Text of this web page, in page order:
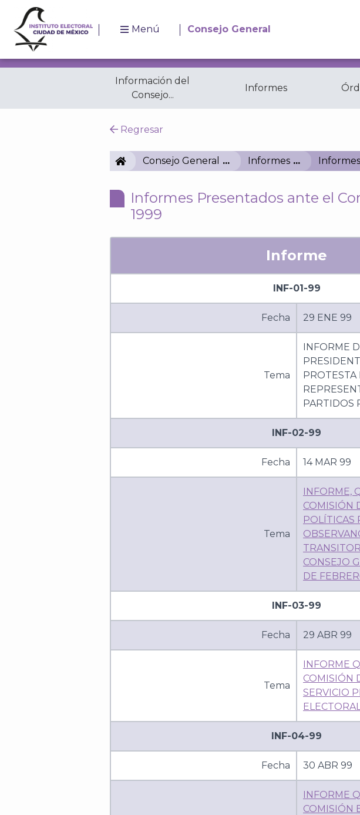
Menú Consejo General
Información del
Consejo...
Informes
Resoluciones
Regresar
IECMConsejo General Informes
Informes Presentados ante el
1999
Informe
INF-01-99
Fecha 29 ENE 99
Tema
INFORME
PROTESTA
PARTIDOS
INF-02-99
Fecha 14 MAR 99
Tema
INFORME,
COMISIÓN
POLÍTICAS
CONSEJO
DE
INF-03-99
Fecha 29 ABR 99
Tema
INFORME
COMISIÓN
SERVICIO
INF-04-99
Fecha 30 ABR 99
INFORME
COMISIÓN